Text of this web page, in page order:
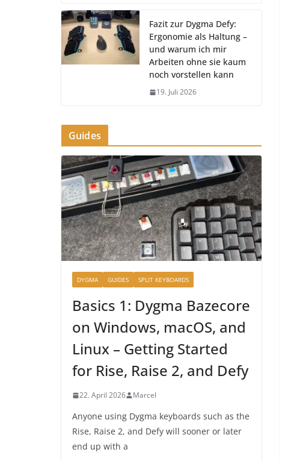
Fazit zur Dygma Defy:
Ergonomie als Haltung –
und warum ich mir
Arbeiten ohne sie kaum
noch vorstellen kann
19. Juli 2026
Guides
DYGMA GUIDES SPLIT KEYBOARDS
Basics 1: Dygma Bazecore
on Windows, macOS, and
Linux – Getting Started
for Rise, Raise 2, and Defy
22. April 2026 Marcel
Anyone using Dygma keyboards such as the
Rise, Raise 2, and Defy will sooner or later
end up with a